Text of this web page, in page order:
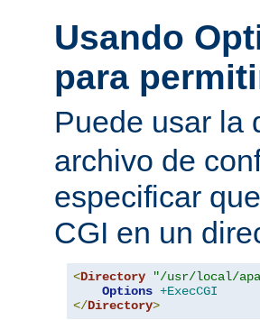
Usando
para
Puede usar la
archivo de
especificar
CGI en un
<Directory
"/usr/local/
Options +ExecCGI
</Directory>